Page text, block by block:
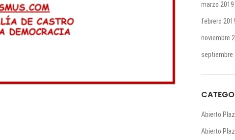
marzo 2019
febrero
noviembre
septiembre
Abierto
Abierto